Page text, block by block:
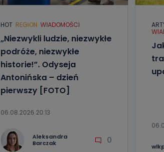
HOT REGION WIADOMOŚCI
„Niezwykli ludzie, niezwykłe
podróże, niezwykłe
historie!”. Odyseja
Antonińska – dzień
pierwszy [FOTO]
06.08.2026 20:13
Aleksandra
Barczak
0